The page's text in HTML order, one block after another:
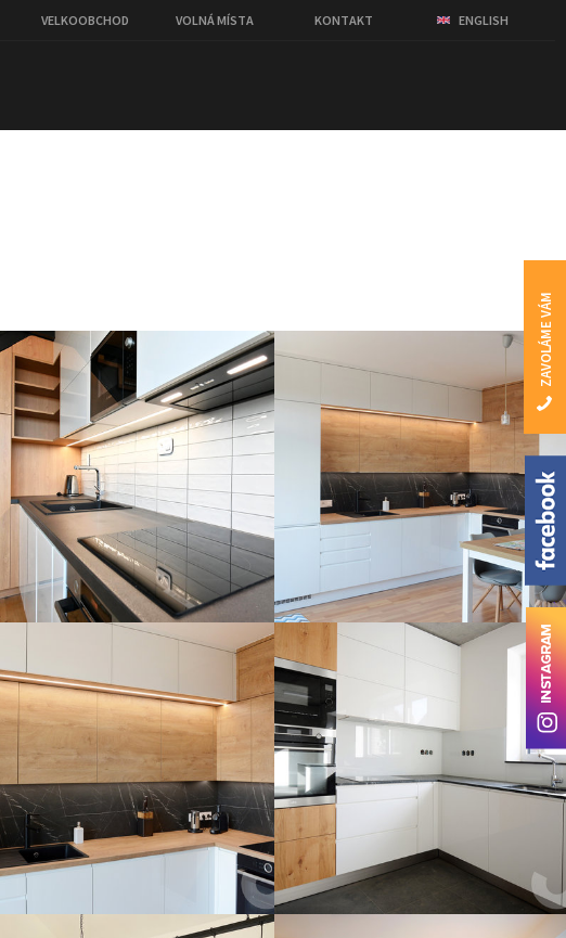
ZAVOLÁME VÁM
VELKOOBCHOD VOLNÁ MÍSTA KONTAKT ENGLISH